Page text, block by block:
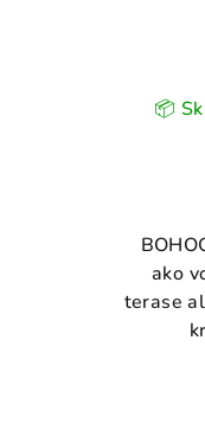
📦
ako
terase